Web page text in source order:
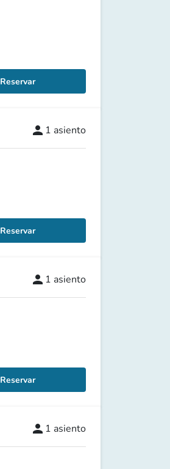
Reservar
person 1 asiento
Reservar
person 1 asiento
Reservar
person 1 asiento